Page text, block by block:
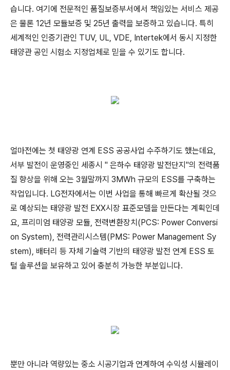
습니다. 여기에 전문적인 품질보증부서에서 책임있는 서비스 제공
은 물론 12년 모듈보증 및 25년 출력을 보증하고 있습니다. 특히
세계적인 인증기관인 TUV, UL, VDE, Intertek에서 동시 지정한
태양관 공인 시험소 지정업체로 믿을 수 있기도 합니다.
얼마전에는 첫 태양광 연계 ESS 공공사업 수주하기도 했는데요,
서부 발전이 운영중인 세종시 " 은하수 태양광 발전단지"의 전력품
질 향상을 위해 오는 3월말까지 3MWh 규모의 ESS를 구축하는
작업입니다. LG전자에서는 이번 사업을 통해 빠르게 확산될 것으
로 예상되는 태양광 발전 EXX시장 표준모델을 만든다는 계획인데
요, 프리미엄 태양광 모듈, 전력변환장치(PCS: Power Conversi
on System), 전력관리시스템(PMS: Power Management Sy
stem), 배터리 등 자체 기술력 기반의 태양광 발전 연계 ESS 토
털 솔루션을 보유하고 있어 충분히 가능한 부분입니다.
뿐만 아니라 역량있는 중소 시공기업과 연계하여 수익성 시뮬레이